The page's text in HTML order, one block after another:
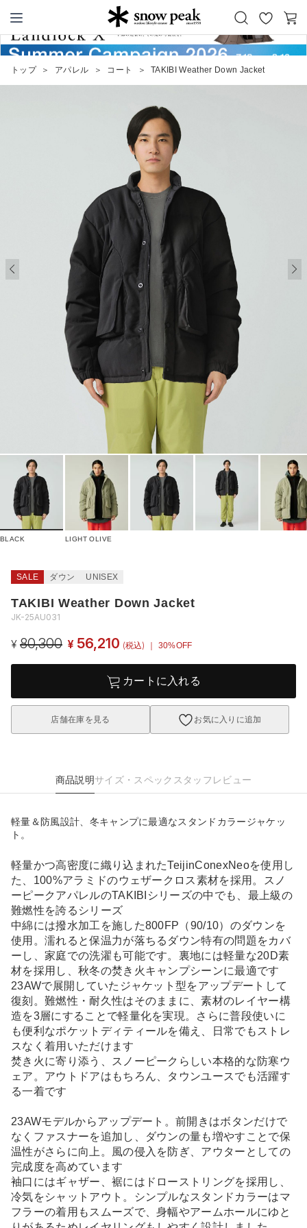
Snow Peak
お
気
カ
ー
トップ ＞ アパレル ＞ コート ＞ TAKIBI Weather Down Jacket
BLACK LIGHT OLIVE
SALE ダウン UNISEX
TAKIBI Weather Down Jacket
JK-25AU031
¥ 80,300 ¥ 56,210 (税込) ｜ 30%OFF
カートに入れる
店舗在庫を見る お気に入りに追加
商品説明サイズ・スペック スタッフレビュー
軽量＆防風設計、冬キャンプに最適なスタンドカラージャケッ
ト。
軽量かつ高密度に織り込まれたTeijinConexNeoを使用し
た、100%アラミドのウェザークロス素材を採用。スノ
ーピークアパレルのTAKIBIシリーズの中でも、最上級の
難燃性を誇るシリーズ
中綿には撥水加工を施した800FP（90/10）のダウンを
使用。濡れると保温力が落ちるダウン特有の問題をカバ
ーし、家庭での洗濯も可能です。裏地には軽量な20D素
材を採用し、秋冬の焚き火キャンプシーンに最適です
23AWで展開していたジャケット型をアップデートして
復刻。難燃性・耐久性はそのままに、素材のレイヤー構
造を3層にすることで軽量化を実現。さらに普段使いに
も便利なポケットディティールを備え、日常でもストレ
スなく着用いただけます
焚き火に寄り添う、スノーピークらしい本格的な防寒ウ
ェア。アウトドアはもちろん、タウンユースでも活躍す
る一着です
23AWモデルからアップデート。前開きはボタンだけで
なくファスナーを追加し、ダウンの量も増やすことで保
温性がさらに向上。風の侵入を防ぎ、アウターとしての
完成度を高めています
袖口にはギャザー、裾にはドローストリングを採用し、
冷気をシャットアウト。シンプルなスタンドカラーはマ
フラーの着用もスムーズで、身幅やアームホールにゆと